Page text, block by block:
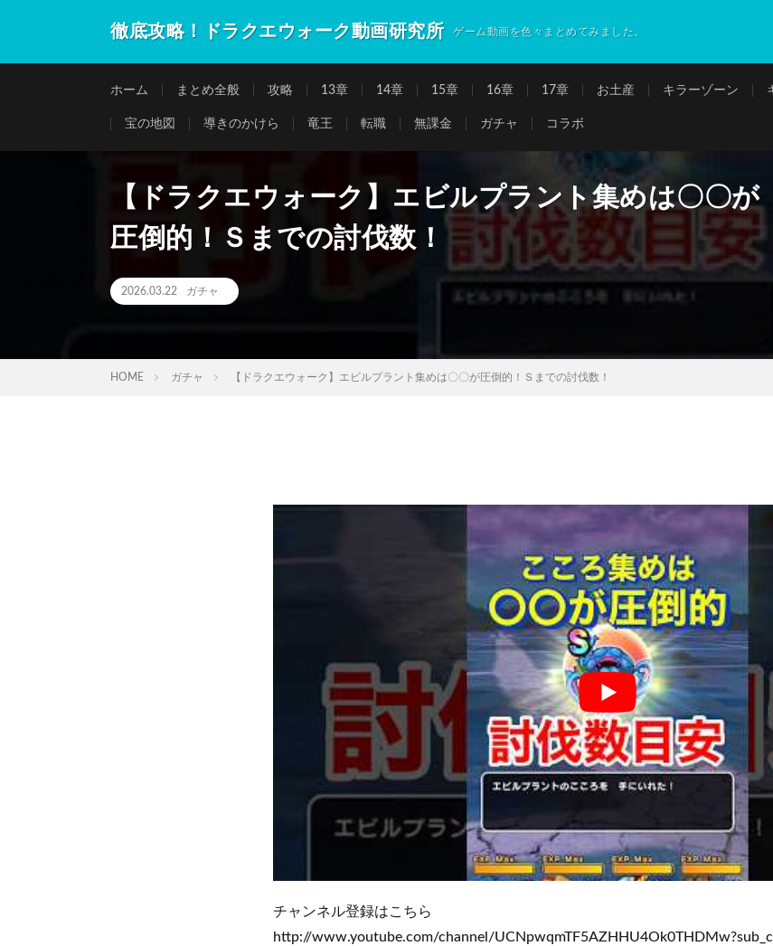
徹底攻略！ドラクエウォーク動画研究所 ゲーム動画を色々まとめてみました。
ホーム まとめ全般 攻略 13章 14章 15章 16章 17章 お土産 キラーゾーン
宝の地図 導きのかけら 竜王 転職 無課金 ガチャ コラボ
【ドラクエウォーク】エビルプラント集めは〇〇が
圧倒的！Ｓまでの討伐数！
2026.03.22 ガチャ
HOME ガチャ 【ドラクエウォーク】エビルプラント集めは〇〇が圧倒的！Ｓまでの討伐数！
チャンネル登録はこちら
http://www.youtube.com/channel/